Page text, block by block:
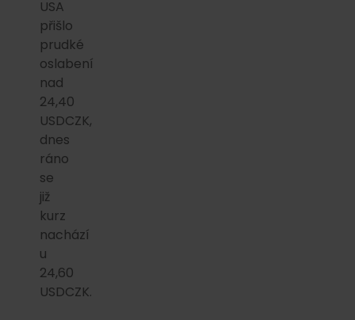
USA
přišlo
prudké
oslabení
nad
24,40
USDCZK,
dnes
ráno
se
již
kurz
nachází
u
24,60
USDCZK.